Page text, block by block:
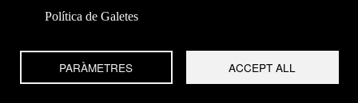
intercerebral amb cèl·lules neurosecretores,
deutocervell,16sistema nerviós simpàtic
anterior,17nervi recurrent,
gangli frontal.
Hom pot observar en el dibuix les diferències
Política de Galetes
PARÀMETRES ACCEPT ALL